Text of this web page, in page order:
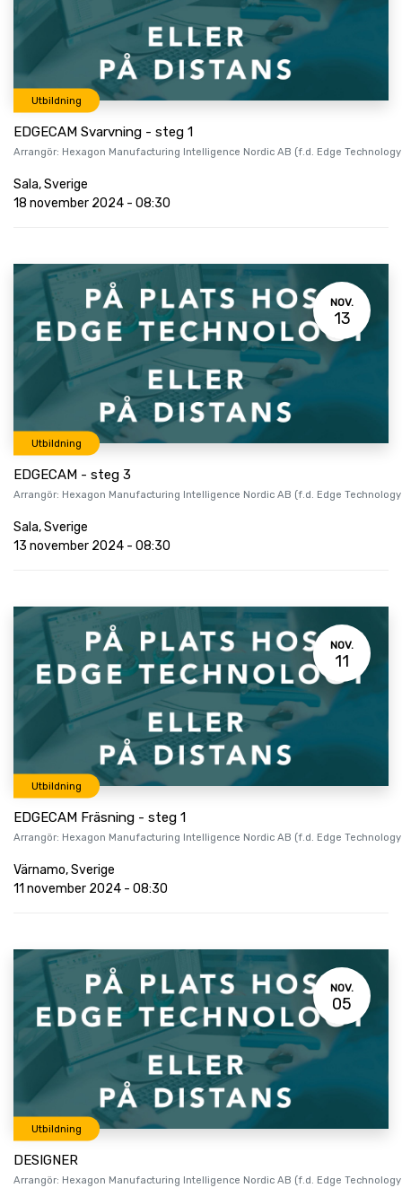
Utbildning
EDGECAM Svarvning - steg 1
Arrangör: Hexagon Manufacturing Intelligence Nordic AB (f.d. Edge
Sala,Sverige
18 november 2024 - 08:30
NOV.
13
Utbildning
EDGECAM - steg 3
Arrangör: Hexagon Manufacturing Intelligence Nordic AB (f.d. Edge
Sala,Sverige
13 november 2024 - 08:30
NOV.
11
Utbildning
EDGECAM Fräsning - steg 1
Arrangör: Hexagon Manufacturing Intelligence Nordic AB (f.d. Edge
Värnamo,Sverige
11 november 2024 - 08:30
NOV.
05
Utbildning
DESIGNER
Arrangör: Hexagon Manufacturing Intelligence Nordic AB (f.d. Edge